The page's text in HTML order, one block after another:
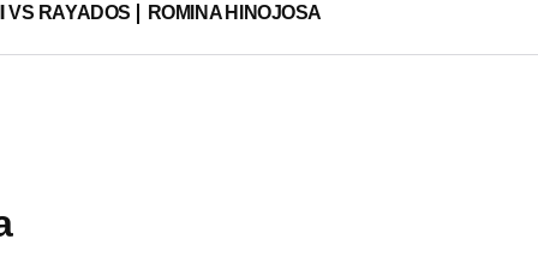
VS RAYADOS ROMINA HINOJOSA